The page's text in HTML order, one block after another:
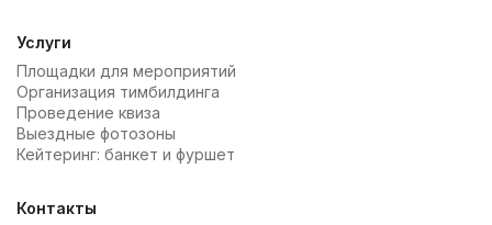
Услуги
Площадки для мероприятий
Организация тимбилдинга
Проведение квиза
Выездные фотозоны
Кейтеринг: банкет и фуршет
Контакты